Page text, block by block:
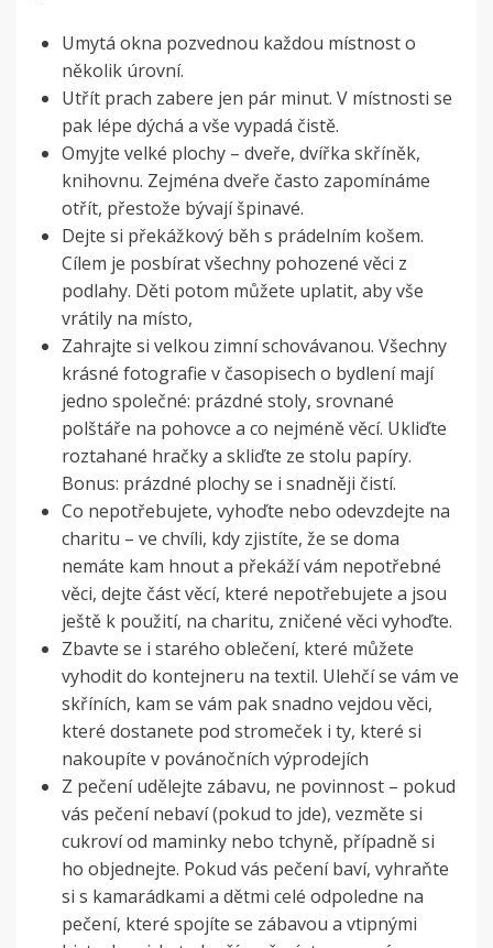
Umytá okna pozvednou každou místnost o
několik úrovní.
Utřít prach zabere jen pár minut. V místnosti se
pak lépe dýchá a vše vypadá čistě.
Omyjte velké plochy – dveře, dvířka skříněk,
knihovnu. Zejména dveře často zapomínáme
otřít, přestože bývají špinavé.
Dejte si překážkový běh s prádelním košem.
Cílem je posbírat všechny pohozené věci z
podlahy. Děti potom můžete uplatit, aby vše
vrátily na místo,
Zahrajte si velkou zimní schovávanou. Všechny
krásné fotografie v časopisech o bydlení mají
jedno společné: prázdné stoly, srovnané
polštáře na pohovce a co nejméně věcí. Ukliďte
roztahané hračky a skliďte ze stolu papíry.
Bonus: prázdné plochy se i snadněji čistí.
Co nepotřebujete, vyhoďte nebo odevzdejte na
charitu – ve chvíli, kdy zjistíte, že se doma
nemáte kam hnout a překáží vám nepotřebné
věci, dejte část věcí, které nepotřebujete a jsou
ještě k použití, na charitu, zničené věci vyhoďte.
Zbavte se i starého oblečení, které můžete
vyhodit do kontejneru na textil. Ulehčí se vám ve
skříních, kam se vám pak snadno vejdou věci,
které dostanete pod stromeček i ty, které si
nakoupíte v povánočních výprodejích
Z pečení udělejte zábavu, ne povinnost – pokud
vás pečení nebaví (pokud to jde), vezměte si
cukroví od maminky nebo tchyně, případně si
ho objednejte. Pokud vás pečení baví, vyhraňte
si s kamarádkami a dětmi celé odpoledne na
pečení, které spojíte se zábavou a vtipnými